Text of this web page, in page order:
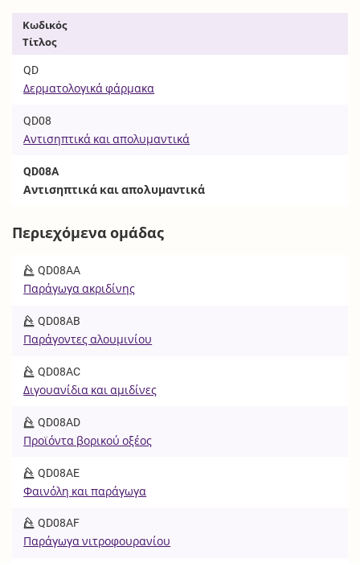
Κωδικός
Τίτλος
QD
Δερματολογικά φάρμακα
QD08
Αντισηπτικά και απολυμαντικά
QD08A
Αντισηπτικά και απολυμαντικά
Περιεχόμενα ομάδας
QD08AA
Παράγωγα ακριδίνης
QD08AB
Παράγοντες αλουμινίου
QD08AC
Διγουανίδια και αμιδίνες
QD08AD
Προϊόντα βορικού οξέος
QD08AE
Φαινόλη και παράγωγα
QD08AF
Παράγωγα νιτροφουρανίου